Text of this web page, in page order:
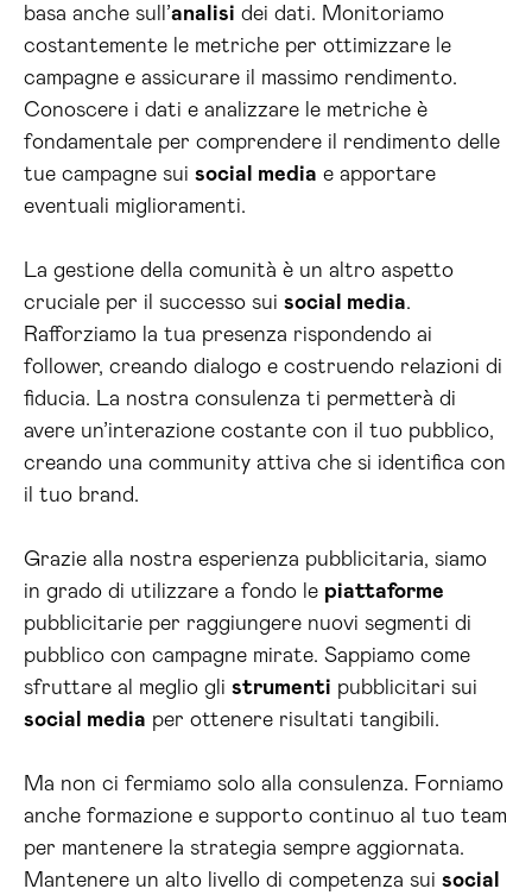
basa anche sull’analisi dei dati. Monitoriamo
costantemente le metriche per ottimizzare le
campagne e assicurare il massimo rendimento.
Conoscere i dati e analizzare le metriche è
fondamentale per comprendere il rendimento delle
tue campagne sui social media e apportare
eventuali miglioramenti.
La gestione della comunità è un altro aspetto
cruciale per il successo sui social media.
Rafforziamo la tua presenza rispondendo ai
follower, creando dialogo e costruendo relazioni di
fiducia. La nostra consulenza ti permetterà di
avere un’interazione costante con il tuo pubblico,
creando una community attiva che si identifica con
il tuo brand.
Grazie alla nostra esperienza pubblicitaria, siamo
in grado di utilizzare a fondo le piattaforme
pubblicitarie per raggiungere nuovi segmenti di
pubblico con campagne mirate. Sappiamo come
sfruttare al meglio gli strumenti pubblicitari sui
social media per ottenere risultati tangibili.
Ma non ci fermiamo solo alla consulenza. Forniamo
anche formazione e supporto continuo al tuo team
per mantenere la strategia sempre aggiornata.
Mantenere un alto livello di competenza sui social